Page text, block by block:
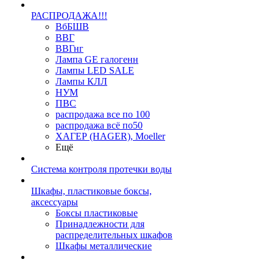
РАСПРОДАЖА!!!
ВбБШВ
ВВГ
ВВГнг
Лампа GE галогенн
Лампы LED SALE
Лампы КЛЛ
НУМ
ПВС
распродажа все по 100
распродажа всё по50
ХАГЕР (HAGER), Moeller
Ещё
Система контроля протечки воды
Шкафы, пластиковые боксы,
аксессуары
Боксы пластиковые
Принадлежности для
распределительных шкафов
Шкафы металлические